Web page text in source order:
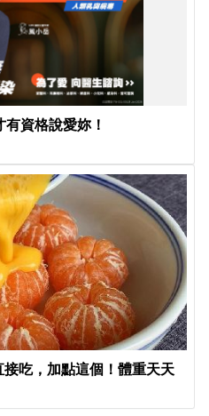
資格說愛妳！
吃，加點這個！體重天天